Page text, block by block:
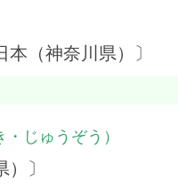
本（神奈川県）〕
・じゅうぞう）
〕